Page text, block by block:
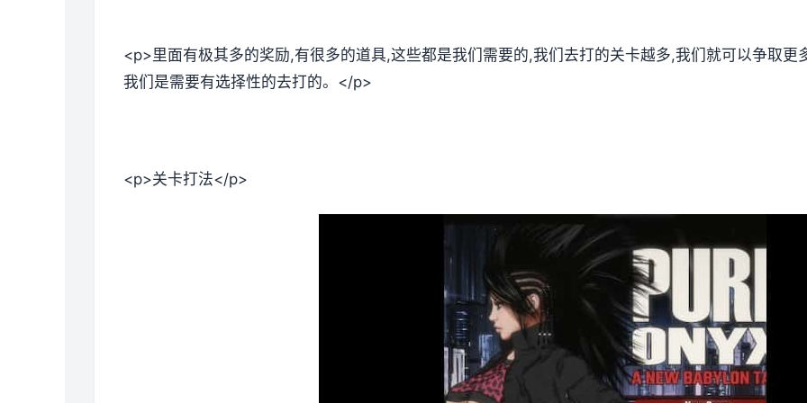
<p>里面有极其多的奖励,有很多的道具,这些都是我们需要的,我们去打的关卡越多,我们就可以争取
我们是需要有选择性的去打的。</p>
<p>关卡打法</p>